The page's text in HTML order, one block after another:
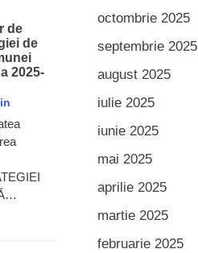
de
de
2025-
octombrie 2025
septembrie 2025
august 2025
iulie 2025
iunie 2025
mai 2025
aprilie 2025
martie 2025
februarie 2025